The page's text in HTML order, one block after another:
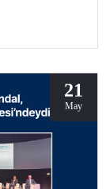
Avrupa’nın
21
May